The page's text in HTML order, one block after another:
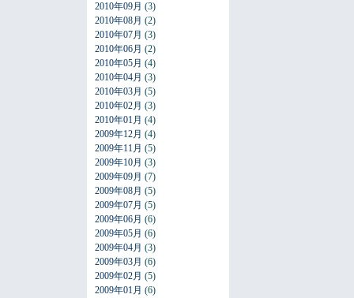
2010年09月 (3)
2010年08月 (2)
2010年07月 (3)
2010年06月 (2)
2010年05月 (4)
2010年04月 (3)
2010年03月 (5)
2010年02月 (3)
2010年01月 (4)
2009年12月 (4)
2009年11月 (5)
2009年10月 (3)
2009年09月 (7)
2009年08月 (5)
2009年07月 (5)
2009年06月 (6)
2009年05月 (6)
2009年04月 (3)
2009年03月 (6)
2009年02月 (5)
2009年01月 (6)